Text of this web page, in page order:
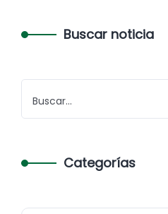
Buscar noticia
Categorías